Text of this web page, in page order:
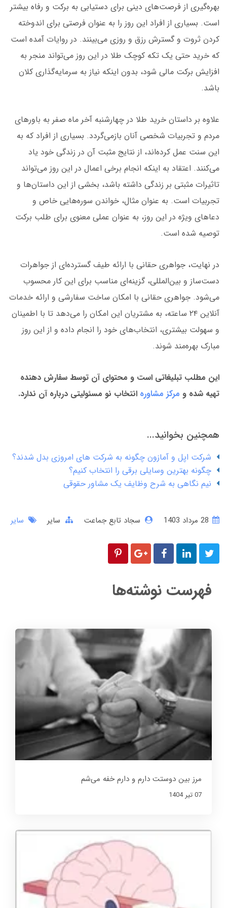
بهره‌گیری از فرصت‌های دینی برای دستیابی به برکت و رفاه بیشتر
است. بسیاری از افراد این روز را به عنوان فرصتی برای اندوخته
کردن ثروت و گسترش رزق و روزی می‌بینند. در روایات آمده است
که خرید حتی یک تکه کوچک طلا در این روز می‌تواند منجر به
افزایش برکت مالی شود، بدون اینکه نیاز به سرمایه‌گذاری کلان
باشد.
علاوه بر داستان خرید طلا در چهارشنبه آخر ماه صفر به باورهای
مردم و تجربیات شخصی آنان بازمی‌گردد. بسیاری از افراد که به
این سنت عمل کرده‌اند، از نتایج مثبت آن در زندگی خود یاد
می‌کنند. اعتقاد به اینکه انجام برخی اعمال در این روز می‌تواند
تاثیرات مثبتی بر زندگی داشته باشد، بخشی از این داستان‌ها و
تجربیات است. به عنوان مثال، خواندن سوره‌هایی خاص و
دعاهای ویژه در این روز، به عنوان عملی معنوی برای طلب برکت
توصیه شده است.
در نهایت، جواهری حقانی با ارائه طیف گسترده‌ای از جواهرات
دست‌ساز و بین‌المللی، گزینه‌ای مناسب برای این کار محسوب
می‌شود. جواهری حقانی با امکان ساخت سفارشی و ارائه خدمات
آنلاین ۲۴ ساعته، به مشتریان این امکان را می‌دهد تا با اطمینان
و سهولت بیشتری، انتخاب‌های خود را انجام داده و از این روز
مبارک بهره‌مند شوند.
این مطلب تبلیغاتی است و محتوای آن توسط سفارش دهنده
تهیه شده و مرکز مشاوره انتخاب نو مسئولیتی درباره آن ندارد.
همچنین بخوانید...
شرکت اپل و آمازون چگونه به شرکت های امروزی بدل شدند؟
چگونه بهترین وسایلی برقی را انتخاب کنیم؟
نیم نگاهی به شرح وظایف یک مشاور حقوقی
سجاد تابع جماعت سایر سایر
فهرست نوشته‌ها
مرز بین دوستت دارم و دارم خفه می‌شم
07 تير 1404